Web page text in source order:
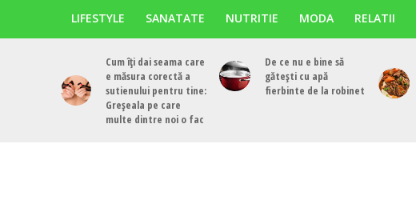
LIFESTYLE SANATATE NUTRITIE MODA RELATII
Cum îți dai seama care
e măsura corectă a
sutienului pentru tine:
Greșeala pe care
multe dintre noi o fac
De ce nu e bine să
gătești cu apă
fierbinte de la robinet